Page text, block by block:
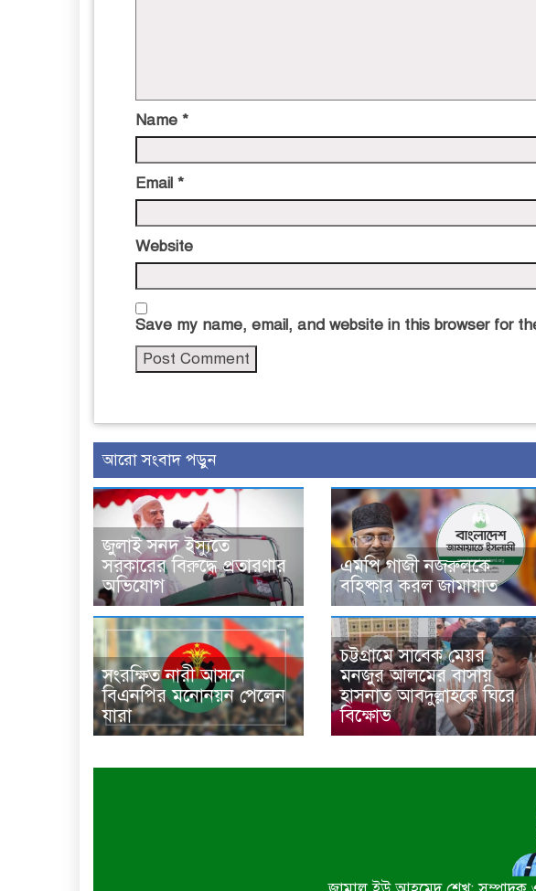
Name *
Email *
Website
Save my name, email, and website in this browser for
আরো সংবাদ পড়ুন
জুলাই সনদ ইস্যুতে
সরকারের বিরুদ্ধে প্রতারণার
অভিযোগ
এমপি গাজী নজরুলকে
বহিষ্কার করল জামায়াত
সংরক্ষিত নারী আসনে
বিএনপির মনোনয়ন পেলেন
যারা
চট্টগ্রামে সাবেক মেয়র
মনজুর আলমের বাসায়
হাসনাত আবদুল্লাহকে ঘিরে
বিক্ষোভ